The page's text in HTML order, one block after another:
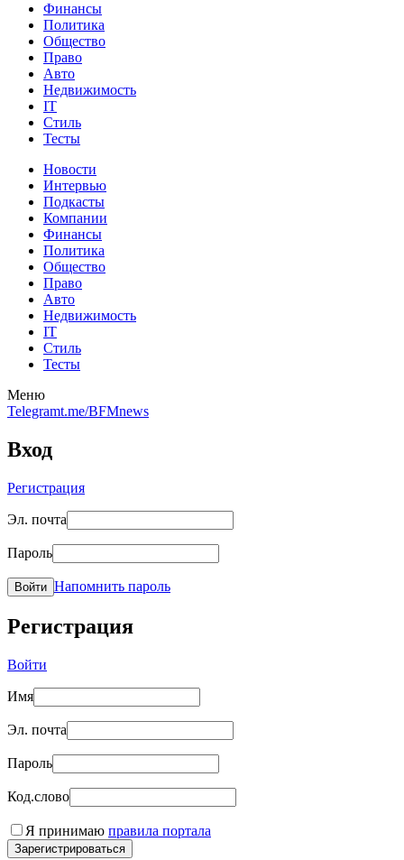
Финансы
Политика
Общество
Право
Авто
Недвижимость
IT
Стиль
Тесты
Новости
Интервью
Подкасты
Компании
Финансы
Политика
Общество
Право
Авто
Недвижимость
IT
Стиль
Тесты
Меню
Telegramt.me/BFMnews
Вход
Регистрация
Эл. почта
Пароль
Войти Напомнить пароль
Регистрация
Войти
Имя
Эл. почта
Пароль
Код.слово
Я принимаю правила портала
Зарегистрироваться